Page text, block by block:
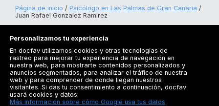
Página de inicio
Psicólogo en Las Palmas de Gran Canaria
Juan Rafael Gonzalez Ramirez
Registrarse
Docfav
Personalizamos tu experiencia
En docfav utilizamos cookies y otras tecnologías de
rastreo para mejorar tu experiencia de navegación en
nuestra web, para mostrarte contenidos personalizados y
anuncios segmentados, para analizar el tráfico de nuestra
web y para comprender de donde llegan nuestros
visitantes. Si das tu consentimiento a continuación, docfav
usará cookies y datos:
Más información sobre cómo Google usa tus datos